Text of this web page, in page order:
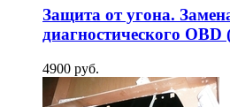
Защита от угона.
диагностического
4900 руб.